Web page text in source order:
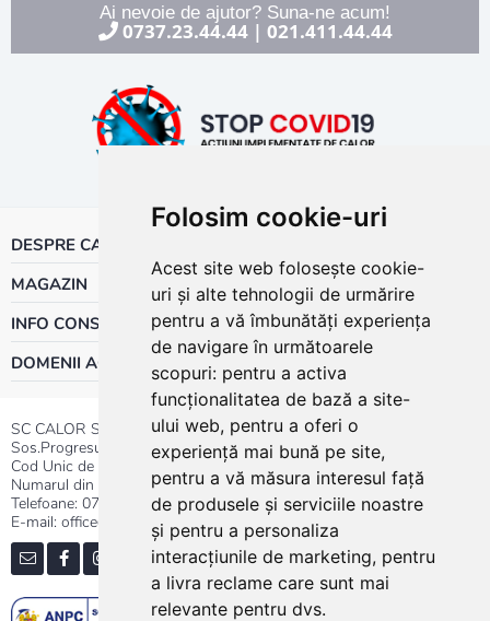
Folosim cookie-uri
Acest site web folosește cookie-
uri și alte tehnologii de urmărire
pentru a vă îmbunătăți experiența
de navigare în următoarele
scopuri: pentru a activa
funcționalitatea de bază a site-
ului web, pentru a oferi o
experiență mai bună pe site,
pentru a vă măsura interesul față
de produsele și serviciile noastre
și pentru a personaliza
interacțiunile de marketing, pentru
a livra reclame care sunt mai
relevante pentru dvs.
Ai nevoie de ajutor? Suna-ne acum!
0737.23.44.44| 021.411.44.44
DESPRE CALOR
MAGAZIN
INFO CONSUMATOR
DOMENII ACTIVITATE
SC CALOR SRL
Sos.Progresului nr.30-40, Sector 5, Bucuresti
Cod Unic de Inregistrare: RO 3004724
Numarul din Registrul Comertului:J40/13176/1991
Telefoane: 0737.23.44.44|021.411.44.44
E-mail: office@calor.ro